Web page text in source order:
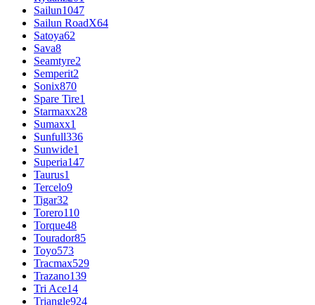
Sailun1047
Sailun RoadX64
Satoya62
Sava8
Seamtyre2
Semperit2
Sonix870
Spare Tire1
Starmaxx28
Sumaxx1
Sunfull336
Sunwide1
Superia147
Taurus1
Tercelo9
Tigar32
Torero110
Torque48
Tourador85
Toyo573
Tracmax529
Trazano139
Tri Ace14
Triangle924